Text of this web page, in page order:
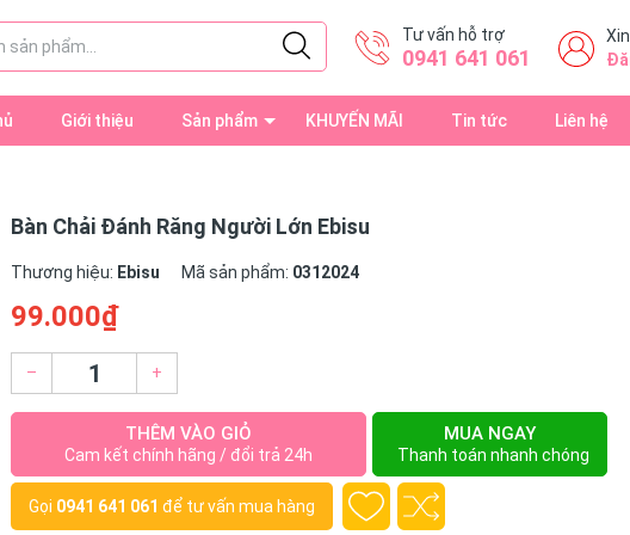
Tư vấn hỗ trợ
0941 641 061
Giới thiệu Sản phẩm KHUYẾN MÃI Tin tức Liên hệ
Bàn Chải Đánh Răng Người Lớn Ebisu
Thương hiệu: Ebisu Mã sản phẩm: 0312024
99.000₫
– +
THÊM VÀO GIỎ
Cam kết chính hãng / đổi trả 24h
MUA NGAY
Thanh toán nhanh chóng
Gọi 0941 641 061 để tư vấn mua hàng